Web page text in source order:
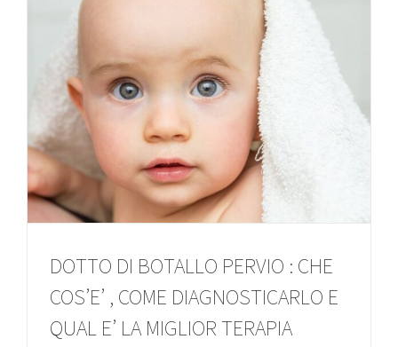
DOTTO DI BOTALLO PERVIO : CHE
COS’E’ , COME DIAGNOSTICARLO E
QUAL E’ LA MIGLIOR TERAPIA